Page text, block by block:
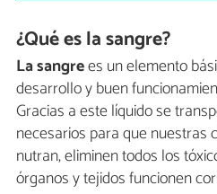
¿Qué es la sangre?
La sangrees un elemento
desarrollo y buen
Gracias a este líquido se
necesarios para que nuestras
nutran, eliminen todos los
órganos y tejidos funcionen